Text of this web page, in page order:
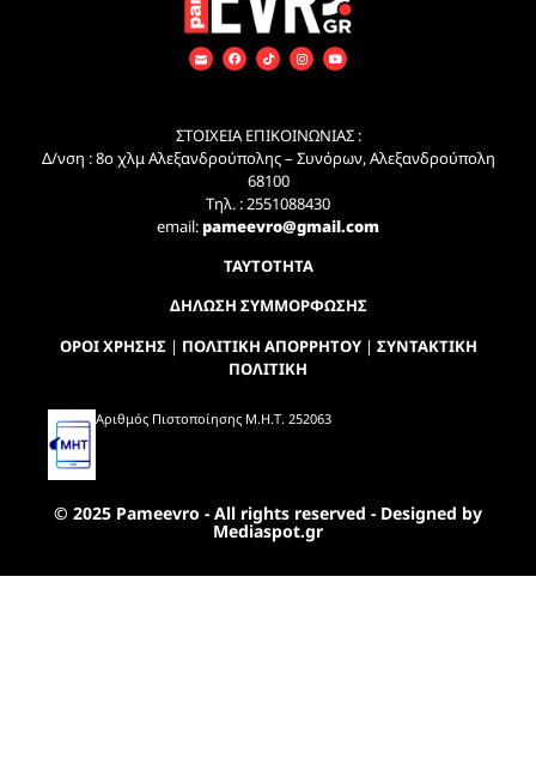
ΣΤΟΙΧΕΙΑ ΕΠΙΚΟΙΝΩΝΙΑΣ :
Δ/νση : 8ο χλμ Αλεξανδρούπολης – Συνόρων, Αλεξανδρούπολη
68100
Τηλ. : 2551088430
email:pameevro@gmail.com
ΤΑΥΤΟΤΗΤΑ
ΔΗΛΩΣΗ ΣΥΜΜΟΡΦΩΣΗΣ
ΟΡΟΙ ΧΡΗΣΗΣ| ΠΟΛΙΤΙΚΗ ΑΠΟΡΡΗΤΟΥ| ΣΥΝΤΑΚΤΙΚΗ
ΠΟΛΙΤΙΚΗ
Αριθμός Πιστοποίησης Μ.Η.Τ. 252063
© 2025 Pameevro - All rights reserved - Designed by
Mediaspot.gr